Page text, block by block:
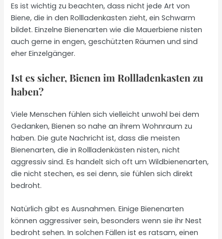
Es ist wichtig zu beachten, dass nicht jede Art von
Biene, die in den Rollladenkasten zieht, ein Schwarm
bildet. Einzelne Bienenarten wie die Mauerbiene nisten
auch gerne in engen, geschützten Räumen und sind
eher Einzelgänger.
Ist es sicher, Bienen im Rollladenkasten zu
haben?
Viele Menschen fühlen sich vielleicht unwohl bei dem
Gedanken, Bienen so nahe an ihrem Wohnraum zu
haben. Die gute Nachricht ist, dass die meisten
Bienenarten, die in Rollladenkästen nisten, nicht
aggressiv sind. Es handelt sich oft um Wildbienenarten,
die nicht stechen, es sei denn, sie fühlen sich direkt
bedroht.
Natürlich gibt es Ausnahmen. Einige Bienenarten
können aggressiver sein, besonders wenn sie ihr Nest
bedroht sehen. In solchen Fällen ist es ratsam, einen